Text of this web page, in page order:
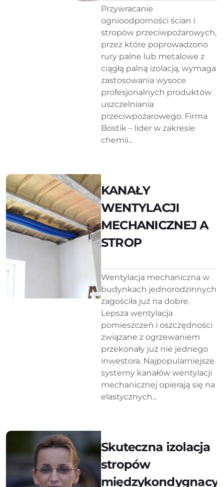
Przywracanie
ognioodporności ścian i
stropów przeciwpożarowych,
przez które poprowadzono
rury palne lub metalowe z
ciągłą palną izolacją, wymaga
zastosowania wysoce
profesjonalnych produktów
uszczelniania
przeciwpożarowego. Firma
Bostik – lider w zakresie
chemii...
KANAŁY
WENTYLACJI
MECHANICZNEJ A
STROP
Wentylacja mechaniczna w
budynkach jednorodzinnych
zagościła już na dobre.
Lepsza wentylacja
pomieszczeń i oszczędności
związane z ogrzewaniem
przekonały już nie jednego
inwestora. Najpopularniejsze
systemy kanałów wentylacji
mechanicznej opierają się na
elastycznych...
Skuteczna izolacja
stropów